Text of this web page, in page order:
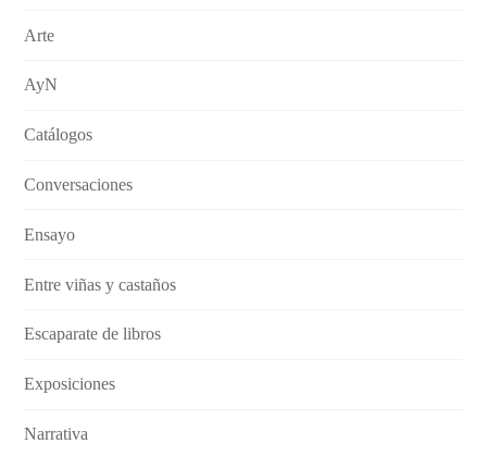
Arte
AyN
Catálogos
Conversaciones
Ensayo
Entre viñas y castaños
Escaparate de libros
Exposiciones
Narrativa